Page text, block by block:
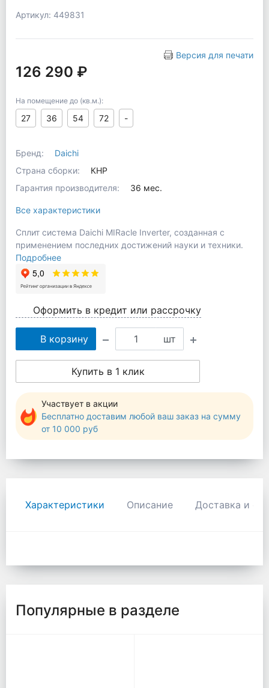
Артикул: 449831
Версия для печати
126 290 ₽
На помещение до (кв.м.):
27 36 54 72 -
Бренд:
Daichi
Страна сборки:
КНР
Гарантия производителя:
36 мес.
Все характеристики
Сплит система Daichi MIRacle Inverter, созданная с
применением последних достижений науки и техники.
Подробнее
Оформить в кредит или рассрочку
В корзину шт
Купить в 1 клик
Участвует в акции
Бесплатно доставим любой ваш заказ на сумму
от 10 000 руб
Характеристики Описание Доставка и
Популярные в разделе